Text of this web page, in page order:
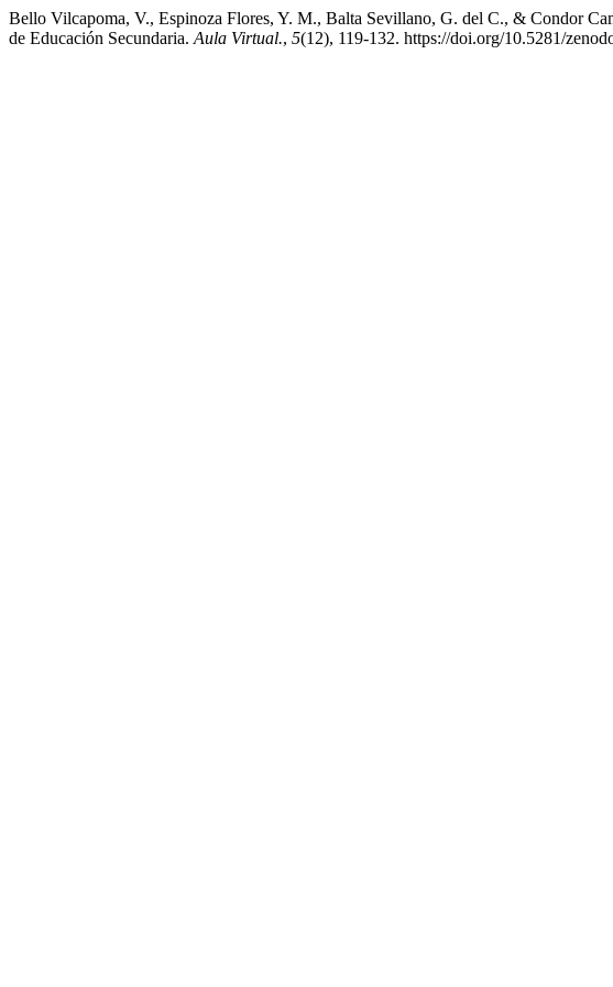
Bello Vilcapoma, V., Espinoza Flores, Y. M., Balta Sevillano, G. del C., & Condor
de Educación Secundaria. Aula Virtual., 5(12), 119-132. https://doi.org/10.5281/